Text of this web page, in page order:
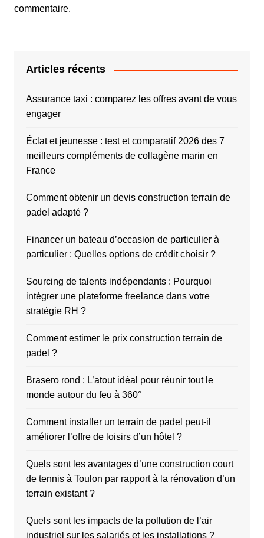
commentaire.
Articles récents
Assurance taxi : comparez les offres avant de vous
engager
Éclat et jeunesse : test et comparatif 2026 des 7
meilleurs compléments de collagène marin en
France
Comment obtenir un devis construction terrain de
padel adapté ?
Financer un bateau d’occasion de particulier à
particulier : Quelles options de crédit choisir ?
Sourcing de talents indépendants : Pourquoi
intégrer une plateforme freelance dans votre
stratégie RH ?
Comment estimer le prix construction terrain de
padel ?
Brasero rond : L’atout idéal pour réunir tout le
monde autour du feu à 360°
Comment installer un terrain de padel peut-il
améliorer l’offre de loisirs d’un hôtel ?
Quels sont les avantages d’une construction court
de tennis à Toulon par rapport à la rénovation d’un
terrain existant ?
Quels sont les impacts de la pollution de l’air
industriel sur les salariés et les installations ?